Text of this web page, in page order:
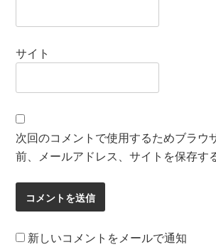
サイト
次回のコメントで使用するためブラウ
前、メールアドレス、サイトを保存する
新しいコメントをメールで通知